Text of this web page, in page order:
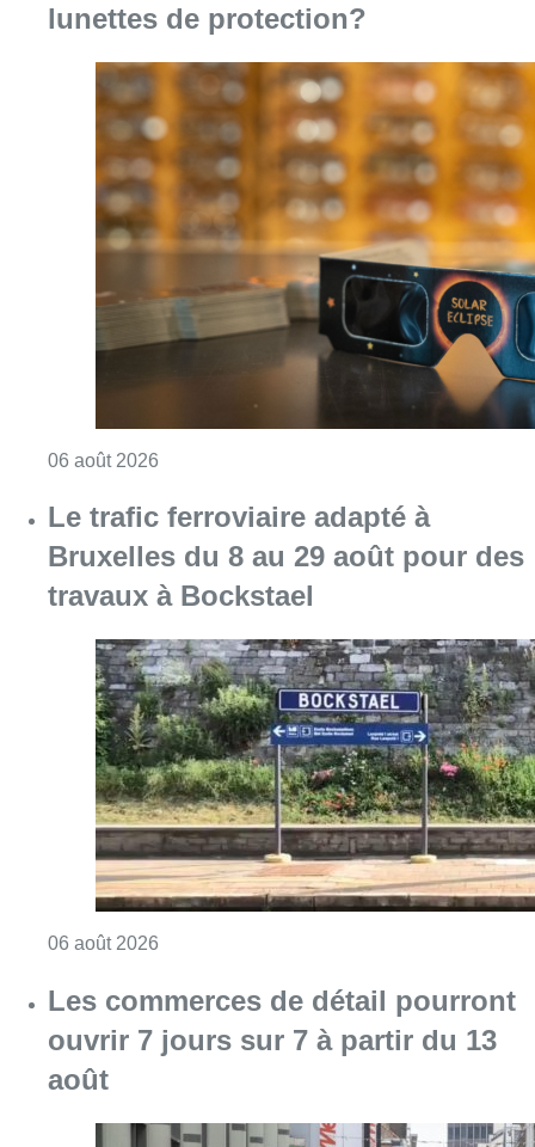
lunettes de protection?
06 août 2026
Le trafic ferroviaire adapté à
Bruxelles du 8 au 29 août pour des
travaux à Bockstael
06 août 2026
Les commerces de détail pourront
ouvrir 7 jours sur 7 à partir du 13
août